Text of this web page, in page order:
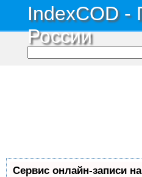
IndexCOD -
России
Сервис онлайн-записи